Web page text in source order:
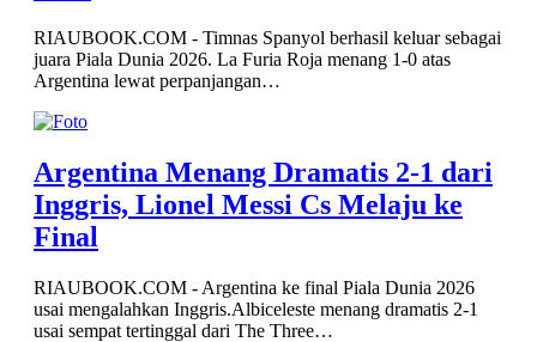
RIAUBOOK.COM - Timnas Spanyol berhasil keluar sebagai
juara Piala Dunia 2026. La Furia Roja menang 1-0 atas
Argentina lewat perpanjangan…
Argentina Menang Dramatis 2-1 dari
Inggris, Lionel Messi Cs Melaju ke
Final
RIAUBOOK.COM - Argentina ke final Piala Dunia 2026
usai mengalahkan Inggris.Albiceleste menang dramatis 2-1
usai sempat tertinggal dari The Three…